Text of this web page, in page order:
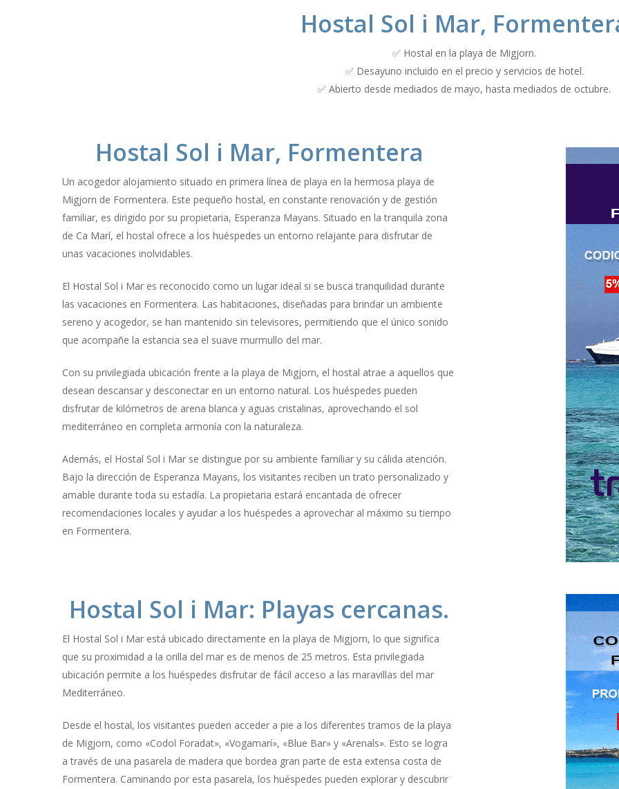
Hostal Sol i Mar,
✅ Hostal en la playa de Migjorn.
✅ Desayuno incluido en el precio y servicios de hotel.
✅ Abierto desde mediados de mayo, hasta mediados de octubre.
Hostal Sol i Mar, Formentera
Un acogedor alojamiento situado en primera línea de playa en la hermosa playa de
Migjorn de Formentera. Este pequeño hostal, en constante renovación y de gestión
familiar, es dirigido por su propietaria, Esperanza Mayans. Situado en la tranquila zona
de Ca Marí, el hostal ofrece a los huéspedes un entorno relajante para disfrutar de
unas vacaciones inolvidables.
El Hostal Sol i Mar es reconocido como un lugar ideal si se busca tranquilidad durante
las vacaciones en Formentera. Las habitaciones, diseñadas para brindar un ambiente
sereno y acogedor, se han mantenido sin televisores, permitiendo que el único sonido
que acompañe la estancia sea el suave murmullo del mar.
Con su privilegiada ubicación frente a la playa de Migjorn, el hostal atrae a aquellos que
desean descansar y desconectar en un entorno natural. Los huéspedes pueden
disfrutar de kilómetros de arena blanca y aguas cristalinas, aprovechando el sol
mediterráneo en completa armonía con la naturaleza.
Además, el Hostal Sol i Mar se distingue por su ambiente familiar y su cálida atención.
Bajo la dirección de Esperanza Mayans, los visitantes reciben un trato personalizado y
amable durante toda su estadía. La propietaria estará encantada de ofrecer
recomendaciones locales y ayudar a los huéspedes a aprovechar al máximo su tiempo
en Formentera.
Hostal Sol i Mar: Playas cercanas.
El Hostal Sol i Mar está ubicado directamente en la playa de Migjorn, lo que significa
que su proximidad a la orilla del mar es de menos de 25 metros. Esta privilegiada
ubicación permite a los huéspedes disfrutar de fácil acceso a las maravillas del mar
Mediterráneo.
Desde el hostal, los visitantes pueden acceder a pie a los diferentes tramos de la playa
de Migjorn, como «Codol Foradat», «Vogamarí», «Blue Bar» y «Arenals». Esto se logra
a través de una pasarela de madera que bordea gran parte de esta extensa costa de
Formentera. Caminando por esta pasarela, los huéspedes pueden explorar y descubrir